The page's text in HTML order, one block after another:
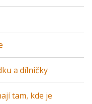
a dílničky
tam, kde je